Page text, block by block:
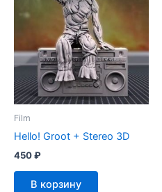
Film
Hello! Groot + Stereo 3D
450₽
В корзину